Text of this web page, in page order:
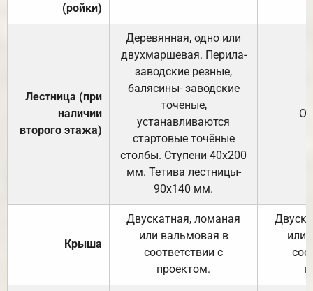
(ройки)
Лестница (при
наличии
второго этажа)
Деревянная, одно или
двухмаршевая. Перила-
заводские резные,
балясины- заводские
точеные,
устанавливаются
стартовые точёные
столбы. Ступени 40х200
мм. Тетива лестницы-
90х140 мм.
Крыша
Двускатная, ломаная
или вальмовая в
соответствии с
проектом.
или